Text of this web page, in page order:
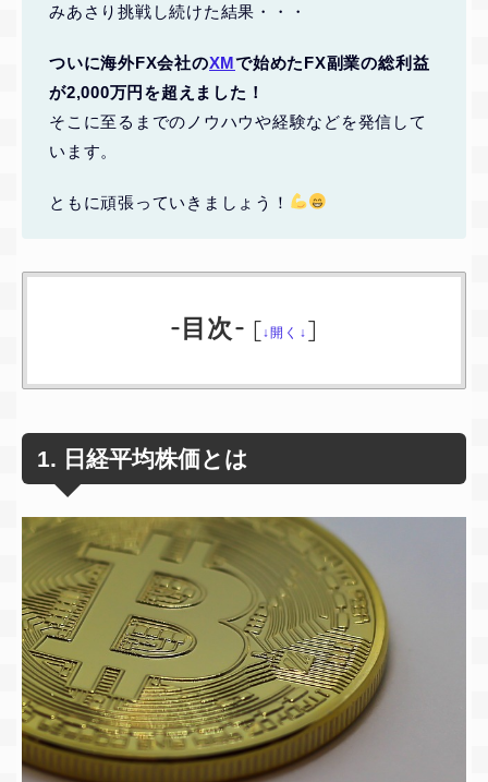
みあさり挑戦し続けた結果・・・
ついに海外FX会社のXMで始めたFX副業の総利益
が2,000万円を超えました！
そこに至るまでのノウハウや経験などを発信して
います。
ともに頑張っていきましょう！
-目次- [↓開く↓ ]
1. 日経平均株価とは